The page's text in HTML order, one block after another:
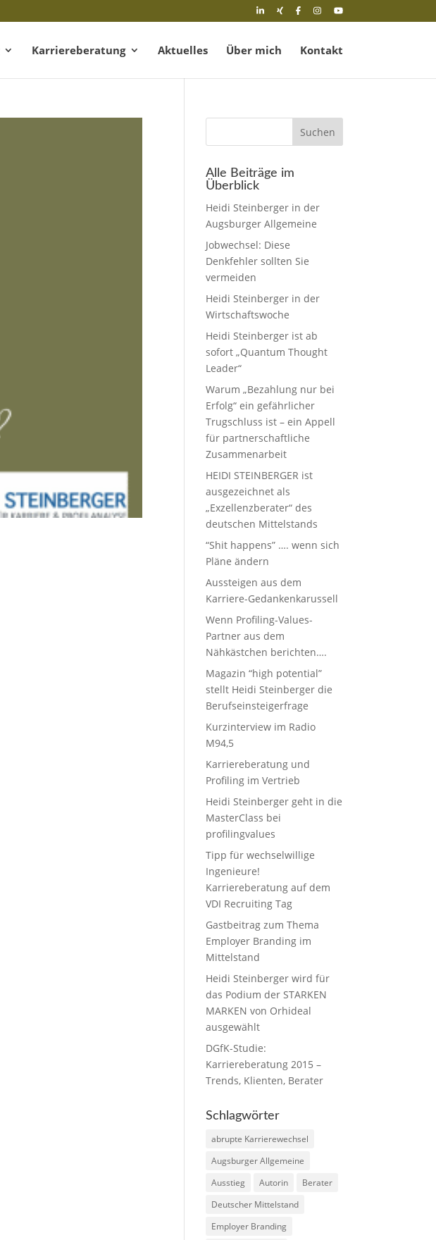
Karriereberatung Aktuelles Über mich Kontakt
Suchen
Alle Beiträge im
Überblick
Heidi Steinberger in der
Augsburger Allgemeine
Jobwechsel: Diese
Denkfehler sollten Sie
vermeiden
Heidi Steinberger in der
Wirtschaftswoche
Heidi Steinberger ist ab
sofort „Quantum Thought
Leader“
Warum „Bezahlung nur bei
Erfolg“ ein gefährlicher
Trugschluss ist – ein Appell
für partnerschaftliche
Zusammenarbeit
HEIDI STEINBERGER ist
ausgezeichnet als
„Exzellenzberater“ des
deutschen Mittelstands
“Shit happens” …. wenn sich
Pläne ändern
Aussteigen aus dem
Karriere-Gedankenkarussell
Wenn Profiling-Values-
Partner aus dem
Nähkästchen berichten….
Magazin “high potential”
stellt Heidi Steinberger die
Berufseinsteigerfrage
Kurzinterview im Radio
M94,5
Karriereberatung und
Profiling im Vertrieb
Heidi Steinberger geht in die
MasterClass bei
profilingvalues
Tipp für wechselwillige
Ingenieure!
Karriereberatung auf dem
VDI Recruiting Tag
Gastbeitrag zum Thema
Employer Branding im
Mittelstand
Heidi Steinberger wird für
das Podium der STARKEN
MARKEN von Orhideal
ausgewählt
DGfK-Studie:
Karriereberatung 2015 –
Trends, Klienten, Berater
Schlagwörter
abrupte Karrierewechsel
Augsburger Allgemeine
Ausstieg
Autorin
Berater
Deutscher Mittelstand
Employer Branding